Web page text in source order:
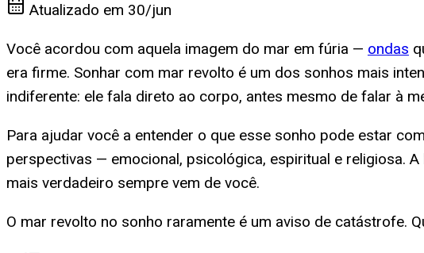
Atualizado em 30/jun
Você acordou com aquela imagem do mar em fúria — ondas
era firme. Sonhar com mar revolto é um dos sonhos mais
indiferente: ele fala direto ao corpo, antes mesmo de falar à
Para ajudar você a entender o que esse sonho pode estar
perspectivas — emocional, psicológica, espiritual e religiosa.
mais verdadeiro sempre vem de você.
O mar revolto no sonho raramente é um aviso de catástrofe.